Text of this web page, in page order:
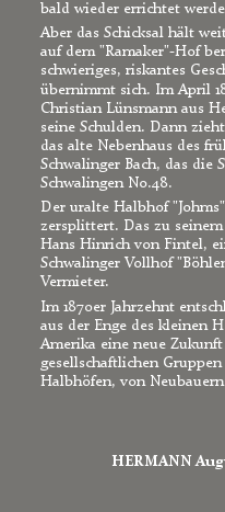
HERMANN
bald wieder errichtet
Aber das Schicksal hält
auf dem "Ramaker"-Hof
schwieriges, riskantes
übernimmt sich. Im April
Christian Lünsmann aus
seine Schulden. Dann
das alte Nebenhaus des
Schwalinger Bach, das die
Schwalingen No.48.
Der uralte Halbhof
zersplittert. Das zu
Hans Hinrich von Fintel,
Schwalinger Vollhof
Vermieter.
Im 1870er Jahrzehnt
aus der Enge des kleinen
Amerika eine neue
gesellschaftlichen
Halbhöfen, von